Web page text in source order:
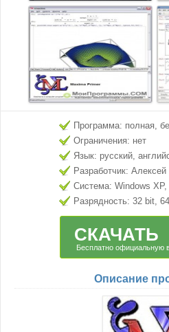
Программа: полная,
Ограничения: нет
Язык: русский,
Разработчик:
Система: Windows
Разрядность: 32 bit,
СКАЧАТЬ
Бесплатно официальную
Описание